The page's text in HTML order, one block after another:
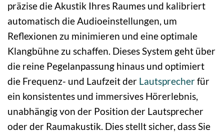
präzise die Akustik Ihres Raumes und kalibriert
automatisch die Audioeinstellungen, um
Reflexionen zu minimieren und eine optimale
Klangbühne zu schaffen. Dieses System geht über
die reine Pegelanpassung hinaus und optimiert
die Frequenz- und Laufzeit der Lautsprecherfür
ein konsistentes und immersives Hörerlebnis,
unabhängig von der Position der Lautsprecher
oder der Raumakustik. Dies stellt sicher, dass Sie